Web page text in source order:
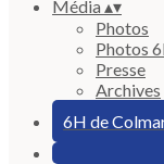
Média▴▾
Photos
Photos
Presse
Archives
6H de